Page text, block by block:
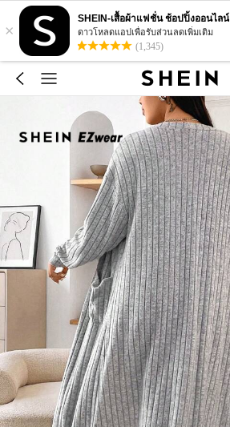
×
SHEIN-เสื้อผ้าแฟชั่น ช้อปปิ้งออนไลน์
ดาวโหลดแอปเพื่อรับส่วนลดเพิ่มเติม
(1,345)